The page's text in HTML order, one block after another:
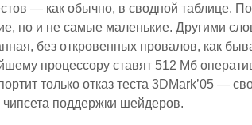
— как обычно, в сводной таблице.
но и не самые маленькие. Другими
без откровенных провалов, как
процессору ставят 512 Мб
только отказ теста 3DMark’05 —
чипсета поддержки шейдеров.